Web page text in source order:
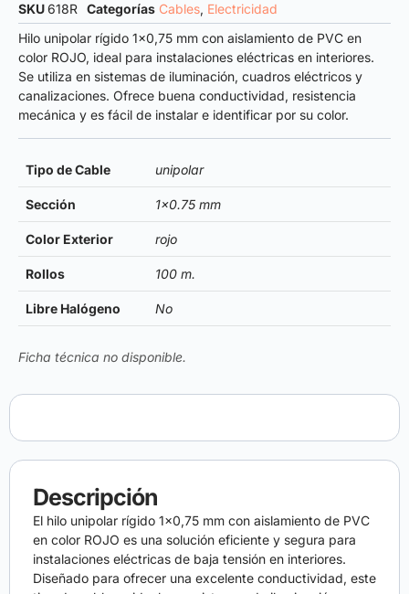
SKU618R Categorías Cables, Electricidad
Hilo unipolar rígido 1×0,75 mm con aislamiento de PVC en
color ROJO, ideal para instalaciones eléctricas en interiores.
Se utiliza en sistemas de iluminación, cuadros eléctricos y
canalizaciones. Ofrece buena conductividad, resistencia
mecánica y es fácil de instalar e identificar por su color.
Tipo de Cable unipolar
Sección 1×0.75 mm
Color Exterior rojo
Rollos 100 m.
Libre Halógeno No
Ficha técnica no disponible.
Descripción
El hilo unipolar rígido 1×0,75 mm con aislamiento de PVC
en color ROJO es una solución eficiente y segura para
instalaciones eléctricas de baja tensión en interiores.
Diseñado para ofrecer una excelente conductividad, este